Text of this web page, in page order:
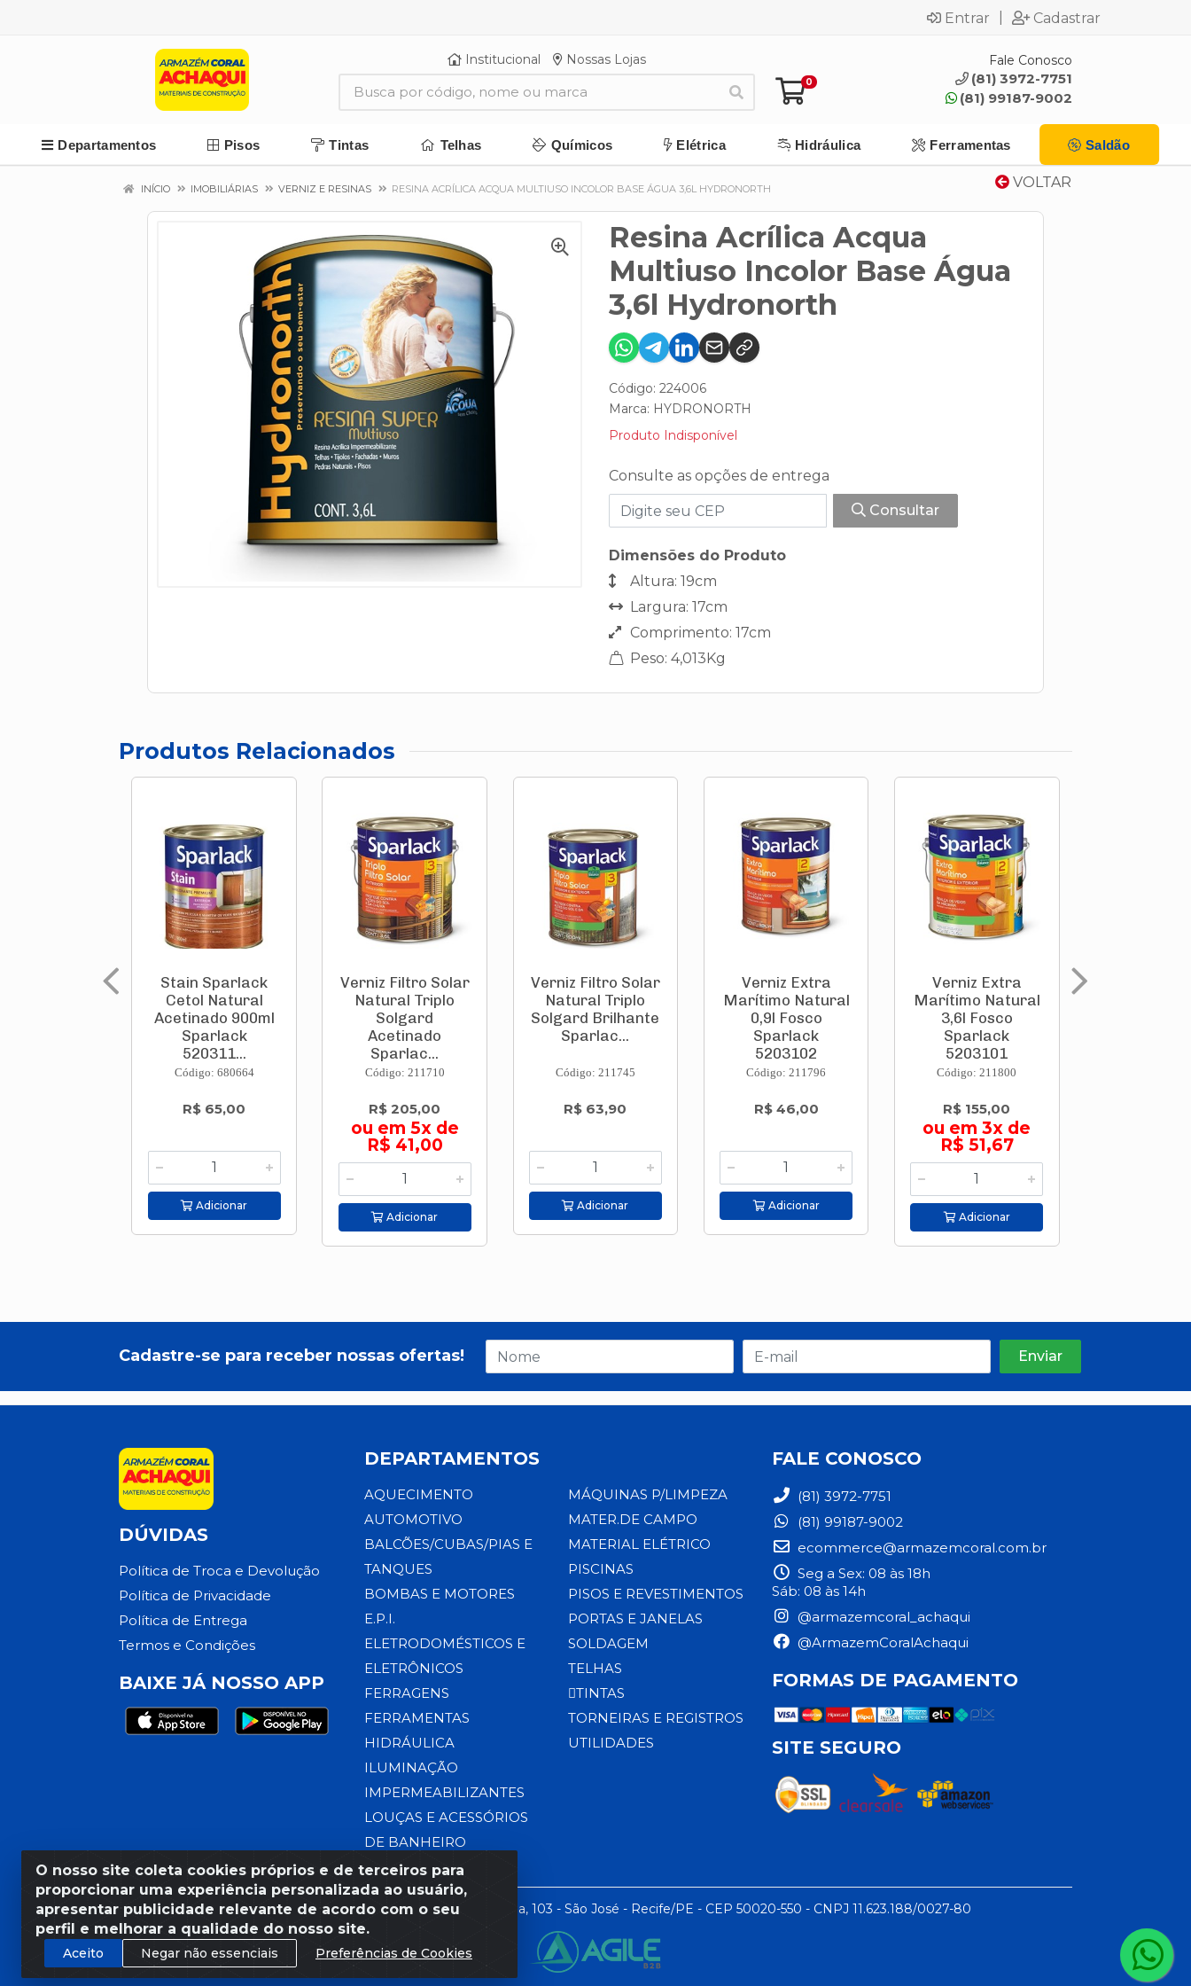
Entrar Cadastrar
Institucional Nossas Lojas
0
Fale Conosco
(81) 3972-7751
(81) 99187-9002
Departamentos Pisos Tintas Telhas Químicos Elétrica Hidráulica Ferramentas Saldão
VOLTAR
INÍCIO IMOBILIÁRIAS VERNIZ E RESINAS RESINA ACRÍLICA ACQUA MULTIUSO INCOLOR BASE ÁGUA 3,6L HYDRONORTH
Resina Acrílica Acqua
Multiuso Incolor Base Água
3,6l Hydronorth
Código: 224006
Marca: HYDRONORTH
Produto Indisponível
Consulte as opções de entrega
Consultar
Dimensões do Produto
Altura: 19cm
Largura: 17cm
Comprimento: 17cm
Peso: 4,013Kg
Produtos Relacionados
Stain Sparlack
Cetol Natural
Acetinado 900ml
Sparlack
520311...
Código: 680664
R$ 65,00
Adicionar
Verniz Filtro Solar
Natural Triplo
Solgard
Acetinado
Sparlac...
Código: 211710
R$ 205,00
ou em 5x de
R$ 41,00
Adicionar
Verniz Filtro Solar
Natural Triplo
Solgard Brilhante
Sparlac...
Código: 211745
R$ 63,90
Adicionar
Verniz Extra
Marítimo Natural
0,9l Fosco
Sparlack
5203102
Código: 211796
R$ 46,00
Adicionar
Verniz Extra
Marítimo Natural
3,6l Fosco
Sparlack
5203101
Código: 211800
R$ 155,00
ou em 3x de
R$ 51,67
Adicionar
O nosso site coleta cookies próprios e de terceiros para
proporcionar uma experiência personalizada ao usuário,
apresentar publicidade relevante de acordo com o seu
perfil e melhorar a qualidade do nosso site.
Aceito Negar não essenciais Preferências de Cookies
Cadastre-se para receber nossas ofertas!
DÚVIDAS
Política de Troca e Devolução
Política de Privacidade
Política de Entrega
Termos e Condições
BAIXE JÁ NOSSO APP
DEPARTAMENTOS
AQUECIMENTO
AUTOMOTIVO
BALCÕES/CUBAS/PIAS E
TANQUES
BOMBAS E MOTORES
E.P.I.
ELETRODOMÉSTICOS E
ELETRÔNICOS
FERRAGENS
FERRAMENTAS
HIDRÁULICA
ILUMINAÇÃO
IMPERMEABILIZANTES
LOUÇAS E ACESSÓRIOS
DE BANHEIRO
MÁQUINAS P/LIMPEZA
MATER.DE CAMPO
MATERIAL ELÉTRICO
PISCINAS
PISOS E REVESTIMENTOS
PORTAS E JANELAS
SOLDAGEM
TELHAS
TINTAS
TORNEIRAS E REGISTROS
UTILIDADES
FALE CONOSCO
(81) 3972-7751
(81) 99187-9002
ecommerce@armazemcoral.com.br
Seg a Sex: 08 às 18h
Sáb: 08 às 14h
@armazemcoral_achaqui
@ArmazemCoralAchaqui
FORMAS DE PAGAMENTO
SITE SEGURO
Razão Social: Armazém Coral LTDA - Rua da Praia, 103 - São José - Recife/PE - CEP 50020-550 - CNPJ 11.623.188/0027-80